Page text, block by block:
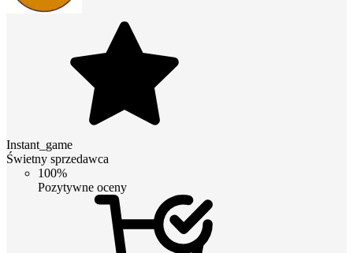
Instant_game
Świetny sprzedawca
100%
Pozytywne oceny